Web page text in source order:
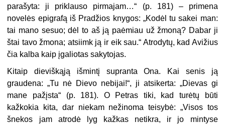
parašyta: ji priklauso pirmajam…“ (p. 181) – primena
novelės epigrafą iš Pradžios knygos: „Kodėl tu sakei man:
tai mano sesuo; dėl to aš ją paėmiau už žmoną? Dabar ji
štai tavo žmona; atsiimk ją ir eik sau.“ Atrodytų, kad Avižius
čia kalba kaip įgaliotas sakytojas.
Kitaip dieviškąją išmintį supranta Ona. Kai senis ją
graudena: „Tu nė Dievo nebijai!“, ji atsikerta: „Dievas gi
mane pažįsta“ (p. 181). O Petras tiki, kad turėtų būti
kažkokia kita, dar niekam nežinoma teisybė: „Visos tos
šnekos jam atrodė lyg kažkas netikra, ir jo mintyse